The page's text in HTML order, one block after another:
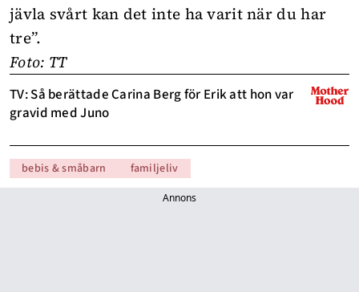
jävla svårt kan det inte ha varit när du har
tre”.
Foto: TT
TV: Så berättade Carina Berg för Erik att hon var
gravid med Juno
bebis & småbarn familjeliv
Annons